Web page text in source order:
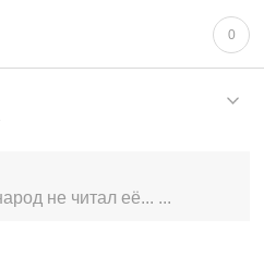
0
не читал её... ...